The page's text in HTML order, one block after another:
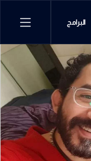
البرامج